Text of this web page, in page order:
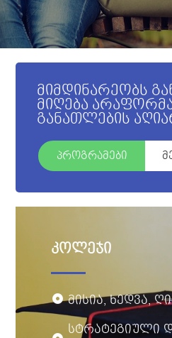
მიმდინარეობს
მიღება
განათლების
პროგრამები
კოლეჯი
მისია, ხედვა,
სტრატეგიული